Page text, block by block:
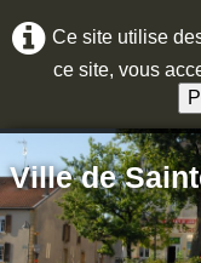
Ce site utilise
ce site, vous
Ville de